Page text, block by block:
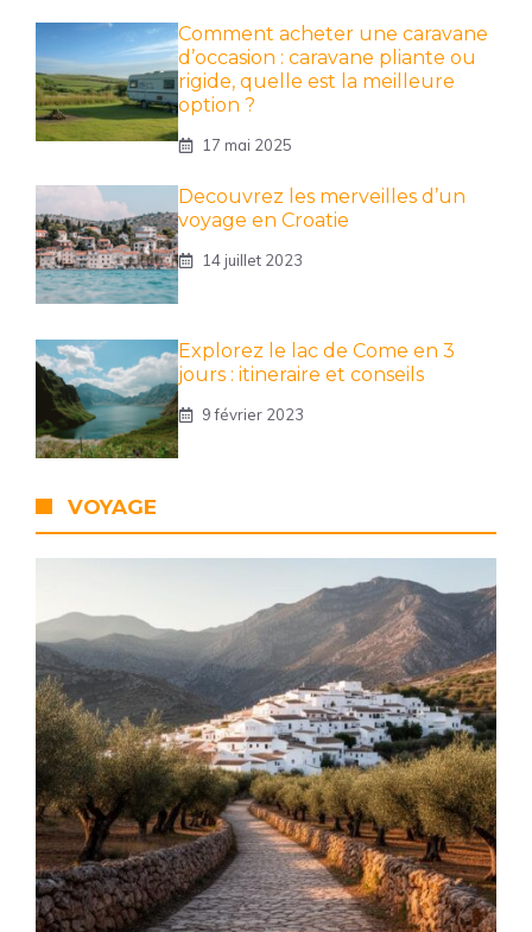
Comment acheter une caravane
d’occasion : caravane pliante ou
rigide, quelle est la meilleure
option ?
17 mai 2025
Decouvrez les merveilles d’un
voyage en Croatie
14 juillet 2023
Explorez le lac de Come en 3
jours : itineraire et conseils
9 février 2023
VOYAGE